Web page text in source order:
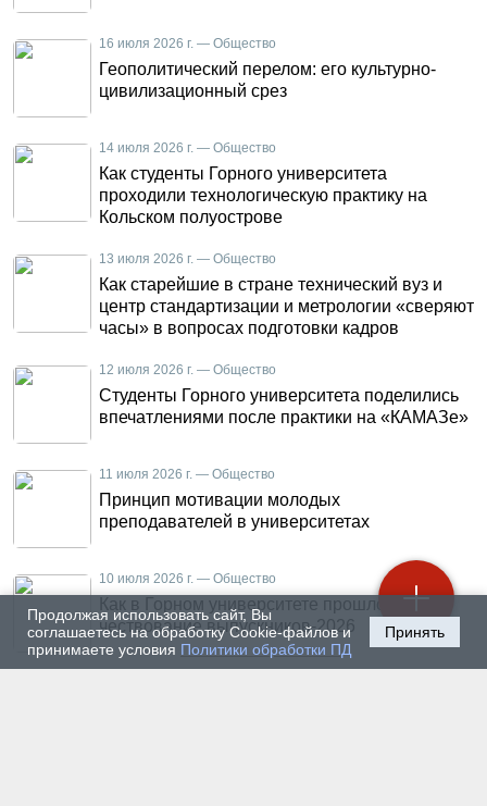
Продолжая использовать сайт, Вы
соглашаетесь на обработку Cookie-файлов и
принимаете условия Политики обработки ПД
Принять
16 июля 2026 г. — Общество
Геополитический перелом: его культурно-
цивилизационный срез
14 июля 2026 г. — Общество
Как студенты Горного университета
проходили технологическую практику на
Кольском полуострове
13 июля 2026 г. — Общество
Как старейшие в стране технический вуз и
центр стандартизации и метрологии «сверяют
часы» в вопросах подготовки кадров
12 июля 2026 г. — Общество
Студенты Горного университета поделились
впечатлениями после практики на «КАМАЗе»
11 июля 2026 г. — Общество
Принцип мотивации молодых
преподавателей в университетах
10 июля 2026 г. — Общество
Как в Горном университете прошло
чествование выпускников-2026